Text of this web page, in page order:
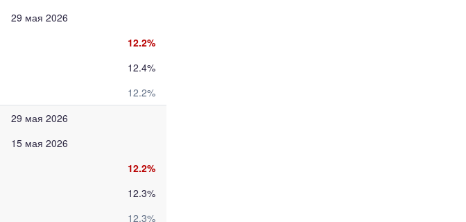
29 мая 2026
12.2%
12.4%
12.2%
29 мая 2026
15 мая 2026
12.2%
12.3%
12.3%